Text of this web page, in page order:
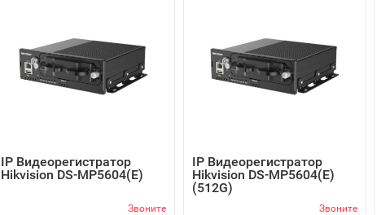
IP Видеорегистратор
Hikvision DS-MP5604(E)
Звоните
IP Видеорегистратор
Hikvision DS-MP5604(E)
(512G)
Звоните